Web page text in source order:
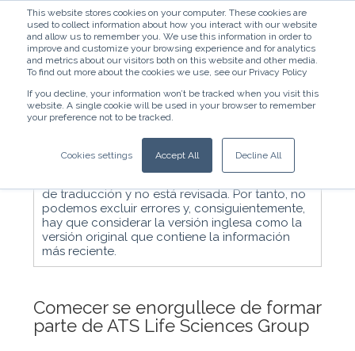
This website stores cookies on your computer. These cookies are
used to collect information about how you interact with our website
and allow us to remember you. We use this information in order to
improve and customize your browsing experience and for analytics
and metrics about our visitors both on this website and other media.
To find out more about the cookies we use, see our Privacy Policy
If you decline, your information won’t be tracked when you visit this
website. A single cookie will be used in your browser to remember
your preference not to be tracked.
Cookies settings Accept All Decline All
Español - España
N. B.: la traducción en español de este artículo
de traducción y no está revisada. Por tanto, no
podemos excluir errores y, consiguientemente,
hay que considerar la versión inglesa como la
versión original que contiene la información
más reciente.
Comecer se enorgullece de formar
parte de ATS Life Sciences Group